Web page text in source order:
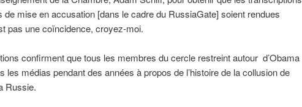
de mise en accusation [dans le cadre du RussiaGate] soient rendues
pas une coïncidence, croyez-moi.
confirment que tous les membres du cercle restreint autour d’Obama
les médias pendant des années à propos de l’histoire de la collusion de
Russie.